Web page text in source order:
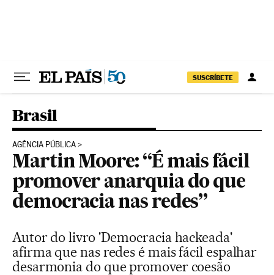
SUSCRÍBETE
Brasil
AGÊNCIA PÚBLICA
Martin Moore: “É mais fácil
promover anarquia do que
democracia nas redes”
Autor do livro 'Democracia hackeada'
afirma que nas redes é mais fácil espalhar
desarmonia do que promover coesão